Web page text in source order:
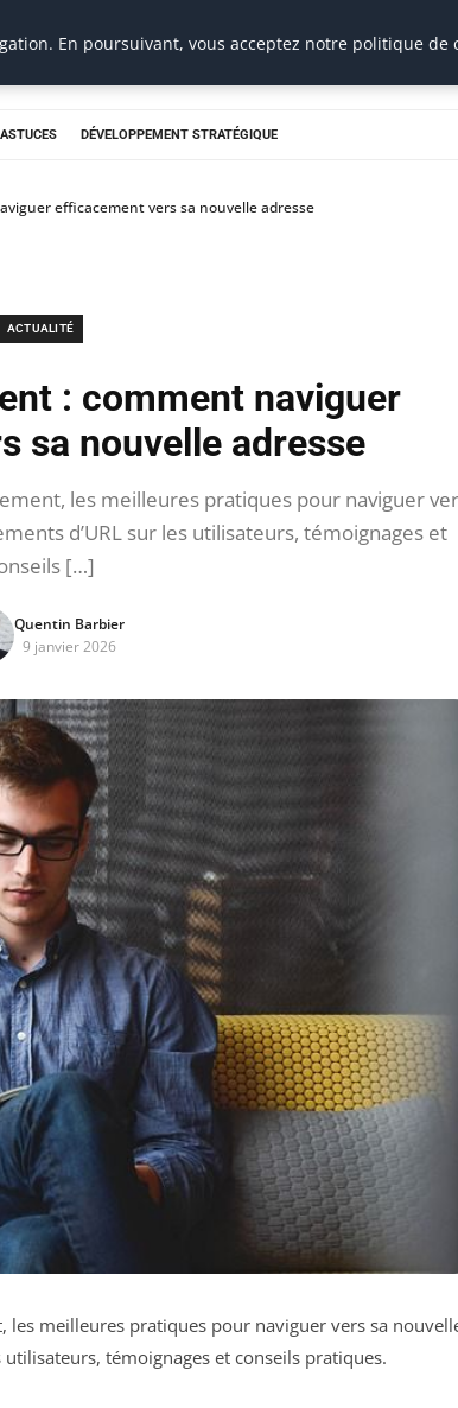
DÉVELOPPEMENT STRATÉGIQUE
efficacement vers sa nouvelle adresse
ACTUALITÉ
: comment naviguer
sa nouvelle adresse
les meilleures pratiques pour naviguer
d’URL sur les utilisateurs, témoignages et
[…]
Quentin Barbier
9 janvier 2026
les meilleures pratiques pour naviguer vers sa
utilisateurs, témoignages et conseils pratiques.
En poursuivant, vous acceptez notre politique de